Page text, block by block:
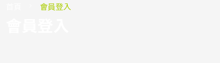
會員登入